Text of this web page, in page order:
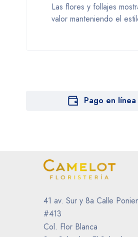
Las flores y follajes
valor manteniendo el
Pago en
41 av. Sur y 8a Calle
#413
Col. Flor Blanca